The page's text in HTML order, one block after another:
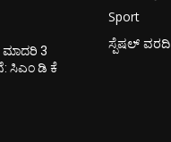
ಮಾದರಿ 3
ಸಿಎಂ ಡಿ ಕೆ
Sport
ಸ್ಪೆಷಲ್ ವರದಿ